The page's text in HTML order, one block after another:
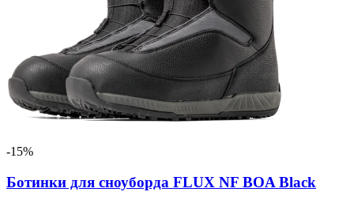
-15%
Ботинки для сноуборда FLUX NF BOA Black